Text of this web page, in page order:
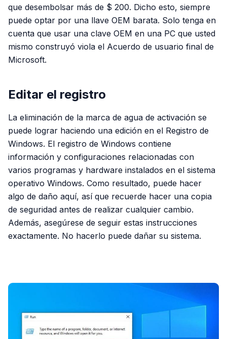
que desembolsar más de $ 200. Dicho esto, siempre
puede optar por una llave OEM barata. Solo tenga en
cuenta que usar una clave OEM en una PC que usted
mismo construyó viola el Acuerdo de usuario final de
Microsoft.
Editar el registro
La eliminación de la marca de agua de activación se
puede lograr haciendo una edición en el Registro de
Windows. El registro de Windows contiene
información y configuraciones relacionadas con
varios programas y hardware instalados en el sistema
operativo Windows. Como resultado, puede hacer
algo de daño aquí, así que recuerde hacer una copia
de seguridad antes de realizar cualquier cambio.
Además, asegúrese de seguir estas instrucciones
exactamente. No hacerlo puede dañar su sistema.